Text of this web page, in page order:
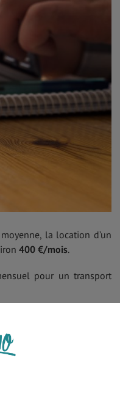
la location d’un
400 €/mois.
pour un transport
: 1 Franc Guinéen =